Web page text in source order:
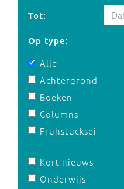
Tot:
Op type:
Alle
Achtergrond
Boeken
Columns
Frühstücksei
Kort nieuws
Onderwijs